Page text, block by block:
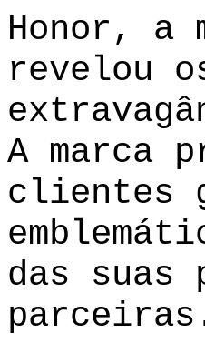
Honor, a
revelou
A marca
clientes
das suas